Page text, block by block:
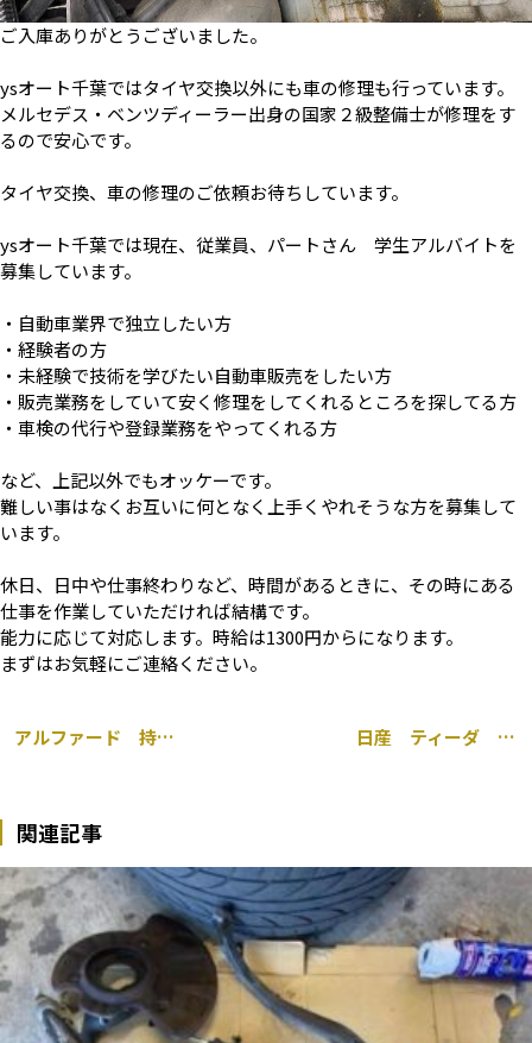
ご入庫ありがとうございました。
ysオート千葉ではタイヤ交換以外にも車の修理も行っています。
メルセデス・ベンツディーラー出身の国家２級整備士が修理をす
るので安心です。
タイヤ交換、車の修理のご依頼お待ちしています。
ysオート千葉では現在、従業員、パートさん 学生アルバイトを
募集しています。
・自動車業界で独立したい方
・経験者の方
・未経験で技術を学びたい自動車販売をしたい方
・販売業務をしていて安く修理をしてくれるところを探してる方
・車検の代行や登録業務をやってくれる方
など、上記以外でもオッケーです。
難しい事はなくお互いに何となく上手くやれそうな方を募集して
います。
休日、日中や仕事終わりなど、時間があるときに、その時にある
仕事を作業していただければ結構です。
能力に応じて対応します。時給は1300円からになります。
まずはお気軽にご連絡ください。
アルファード 持ち込み 18インチ タイヤ交換 千葉市 中央区 松ヶ丘 日産 ティーダ 持ち込み HID バックカメラ 取り付け 千葉市 中央区
関連記事